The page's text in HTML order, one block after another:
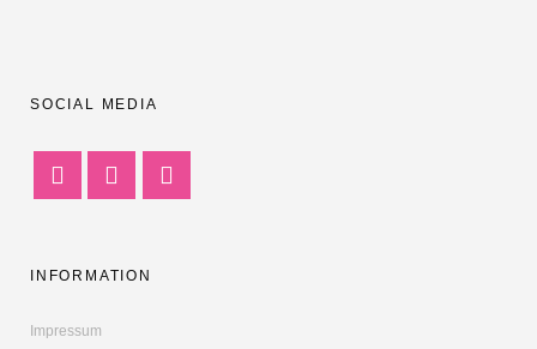
SOCIAL MEDIA
INFORMATION
Impressum